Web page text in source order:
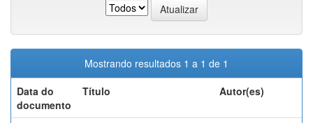
Mostrando resultados 1 a 1 de 1
Data do
documento
Título Autor(es)